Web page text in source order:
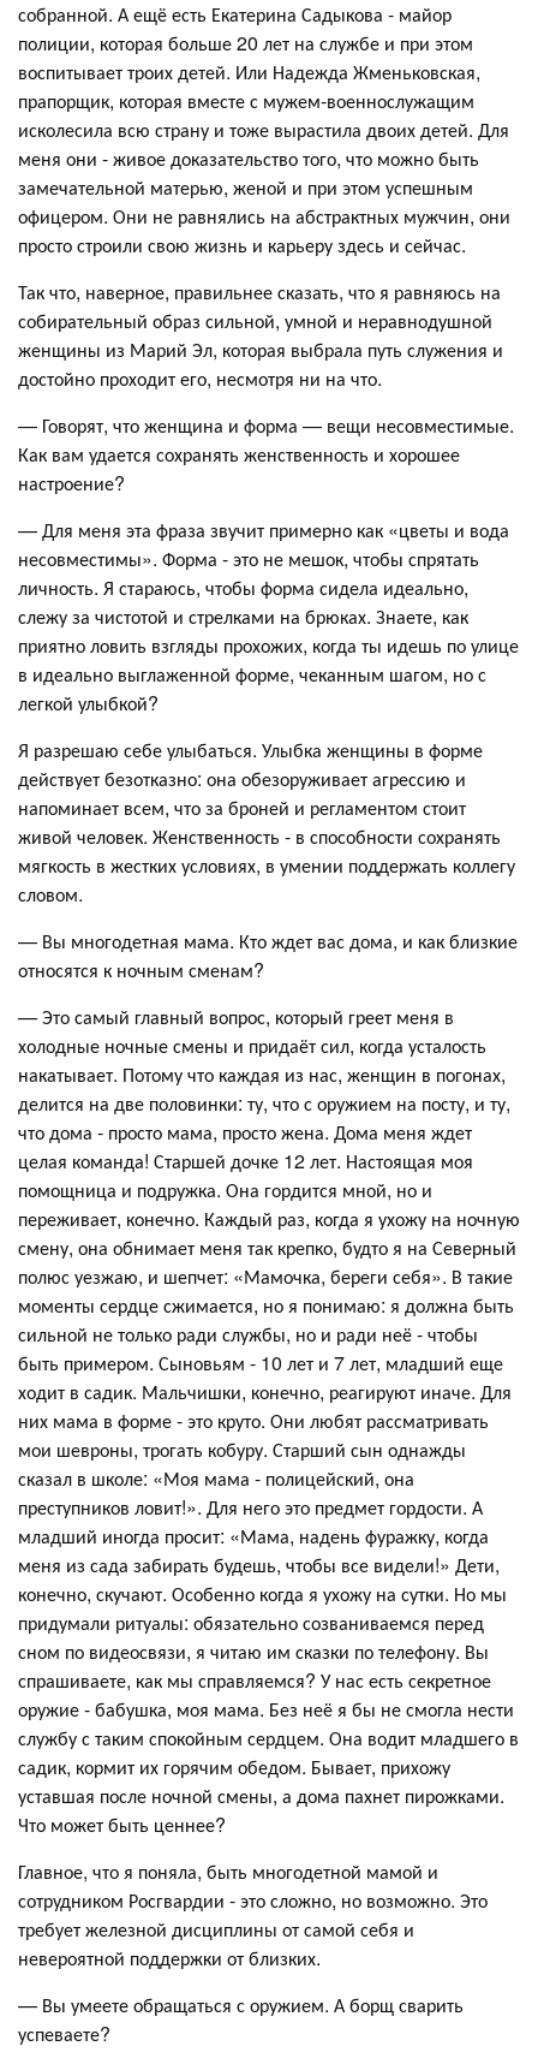
собранной. А ещё есть Екатерина Садыкова - майор
полиции, которая больше 20 лет на службе и при этом
воспитывает троих детей. Или Надежда Жменьковская,
прапорщик, которая вместе с мужем-военнослужащим
исколесила всю страну и тоже вырастила двоих детей. Для
меня они - живое доказательство того, что можно быть
замечательной матерью, женой и при этом успешным
офицером. Они не равнялись на абстрактных мужчин, они
просто строили свою жизнь и карьеру здесь и сейчас.
Так что, наверное, правильнее сказать, что я равняюсь на
собирательный образ сильной, умной и неравнодушной
женщины из Марий Эл, которая выбрала путь служения и
достойно проходит его, несмотря ни на что.
— Говорят, что женщина и форма — вещи несовместимые.
Как вам удается сохранять женственность и хорошее
настроение?
— Для меня эта фраза звучит примерно как «цветы и вода
несовместимы». Форма - это не мешок, чтобы спрятать
личность. Я стараюсь, чтобы форма сидела идеально,
слежу за чистотой и стрелками на брюках. Знаете, как
приятно ловить взгляды прохожих, когда ты идешь по улице
в идеально выглаженной форме, чеканным шагом, но с
легкой улыбкой?
Я разрешаю себе улыбаться. Улыбка женщины в форме
действует безотказно: она обезоруживает агрессию и
напоминает всем, что за броней и регламентом стоит
живой человек. Женственность - в способности сохранять
мягкость в жестких условиях, в умении поддержать коллегу
словом.
— Вы многодетная мама. Кто ждет вас дома, и как близкие
относятся к ночным сменам?
— Это самый главный вопрос, который греет меня в
холодные ночные смены и придаёт сил, когда усталость
накатывает. Потому что каждая из нас, женщин в погонах,
делится на две половинки: ту, что с оружием на посту, и ту,
что дома - просто мама, просто жена. Дома меня ждет
целая команда! Старшей дочке 12 лет. Настоящая моя
помощница и подружка. Она гордится мной, но и
переживает, конечно. Каждый раз, когда я ухожу на ночную
смену, она обнимает меня так крепко, будто я на Северный
полюс уезжаю, и шепчет: «Мамочка, береги себя». В такие
моменты сердце сжимается, но я понимаю: я должна быть
сильной не только ради службы, но и ради неё - чтобы
быть примером. Сыновьям - 10 лет и 7 лет, младший еще
ходит в садик. Мальчишки, конечно, реагируют иначе. Для
них мама в форме - это круто. Они любят рассматривать
мои шевроны, трогать кобуру. Старший сын однажды
сказал в школе: «Моя мама - полицейский, она
преступников ловит!». Для него это предмет гордости. А
младший иногда просит: «Мама, надень фуражку, когда
меня из сада забирать будешь, чтобы все видели!» Дети,
конечно, скучают. Особенно когда я ухожу на сутки. Но мы
придумали ритуалы: обязательно созваниваемся перед
сном по видеосвязи, я читаю им сказки по телефону. Вы
спрашиваете, как мы справляемся? У нас есть секретное
оружие - бабушка, моя мама. Без неё я бы не смогла нести
службу с таким спокойным сердцем. Она водит младшего в
садик, кормит их горячим обедом. Бывает, прихожу
уставшая после ночной смены, а дома пахнет пирожками.
Что может быть ценнее?
Главное, что я поняла, быть многодетной мамой и
сотрудником Росгвардии - это сложно, но возможно. Это
требует железной дисциплины от самой себя и
невероятной поддержки от близких.
— Вы умеете обращаться с оружием. А борщ сварить
успеваете?